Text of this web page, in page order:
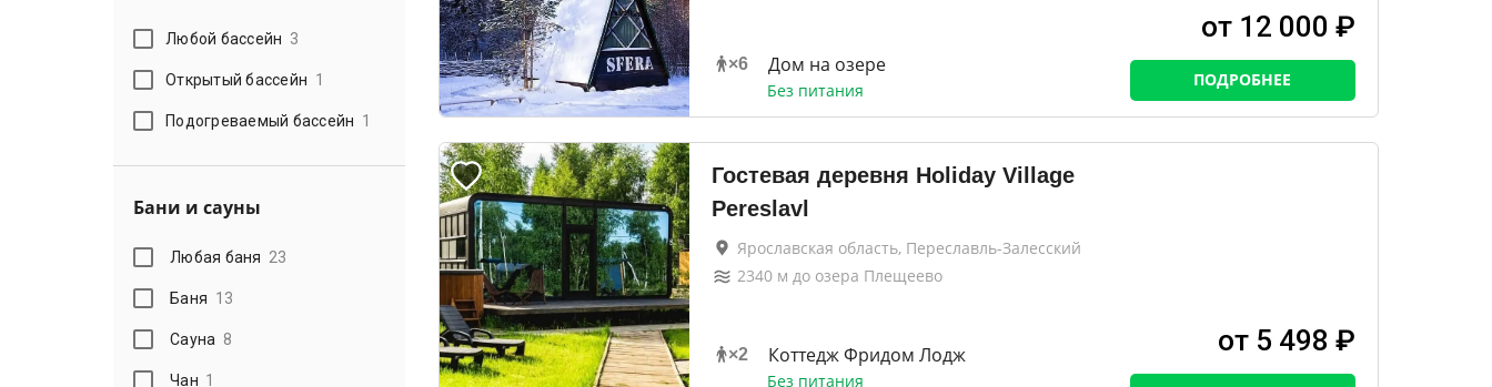
Любой бассейн 3
Открытый бассейн 1
Подогреваемый бассейн 1
Бани и сауны
Любая баня 23
Баня 13
Сауна 8
Чан 1
×6 Дом на озере
Без питания
от 12 000 ₽
ПОДРОБНЕЕ
Гостевая деревня Holiday Village
Pereslavl
Ярославская область, Переславль-Залесский
2340м до озера Плещеево
×2 Коттедж Фридом Лодж
Без питания
от 5 498 ₽